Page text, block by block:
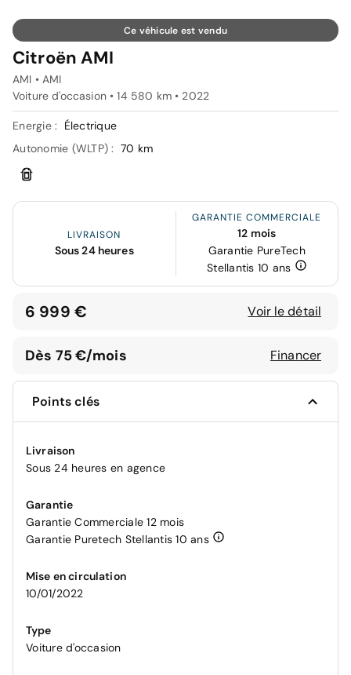
Ce véhicule est vendu
Citroën AMI
AMI • AMI
Voiture d'occasion • 14 580 km • 2022
Energie :
Électrique
Autonomie (WLTP) : 70 km
LIVRAISON
Sous 24 heures
GARANTIE COMMERCIALE
12 mois
Garantie PureTech
Stellantis 10 ans
6 999 € Voir le détail
Dès 75 €/mois Financer
Points clés
Livraison
Sous 24 heures en agence
Garantie
Garantie Commerciale 12 mois
Garantie Puretech Stellantis 10 ans
Mise en circulation
10/01/2022
Type
Voiture d'occasion